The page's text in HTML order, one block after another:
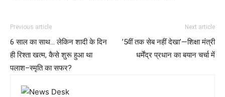
Previous article
6 साल का साथ… लेकिन शादी के दिन
ही रिश्ता खत्म, कैसे शुरू हुआ था
पलाश–स्मृति का सफर?
Next article
’5वीं तक सेब नहीं देखा’—शिक्षा मंत्री
धर्मेंद्र प्रधान का बयान चर्चा में